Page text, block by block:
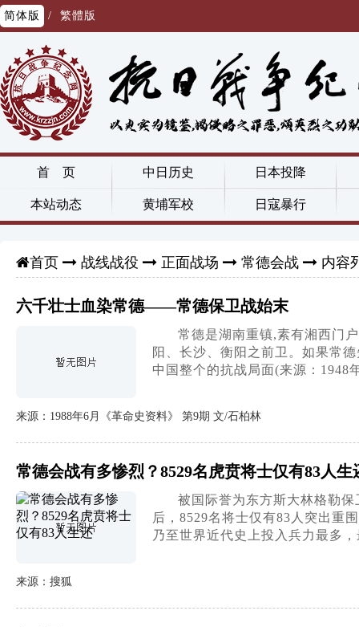
简体版 / 繁體版
首 页 中日历史 日本投降
本站动态 黄埔军校 日寇暴行
首页 战线战役 正面战场 常德会战 内容
六千壮士血染常德——常德保卫战始末
常德是湖南重镇,素有湘西门
阳、长沙、衡阳之前卫。如果常
中国整个的抗战局面(来源：1948
来源：1988年6月《革命史资料》 第9期 文/石柏林
常德会战有多惨烈？8529名虎贲将士仅有83人生
被国际誉为东方斯大林格勒
后，8529名将士仅有83人突出重
乃至世界近代史上投入兵力最多
来源：搜狐